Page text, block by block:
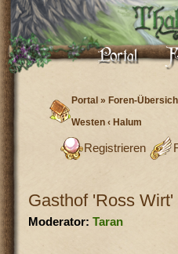
Portal »Foren-
Westen ‹ Halum
Registrieren
Gasthof 'Ross Wirt'
Moderator: Taran